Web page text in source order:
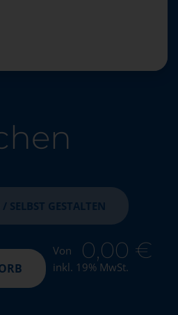
GESTALTEN
Von 0,00 €
inkl. 19% MwSt.